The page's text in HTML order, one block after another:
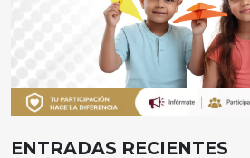
ENTRADAS RECIENTES